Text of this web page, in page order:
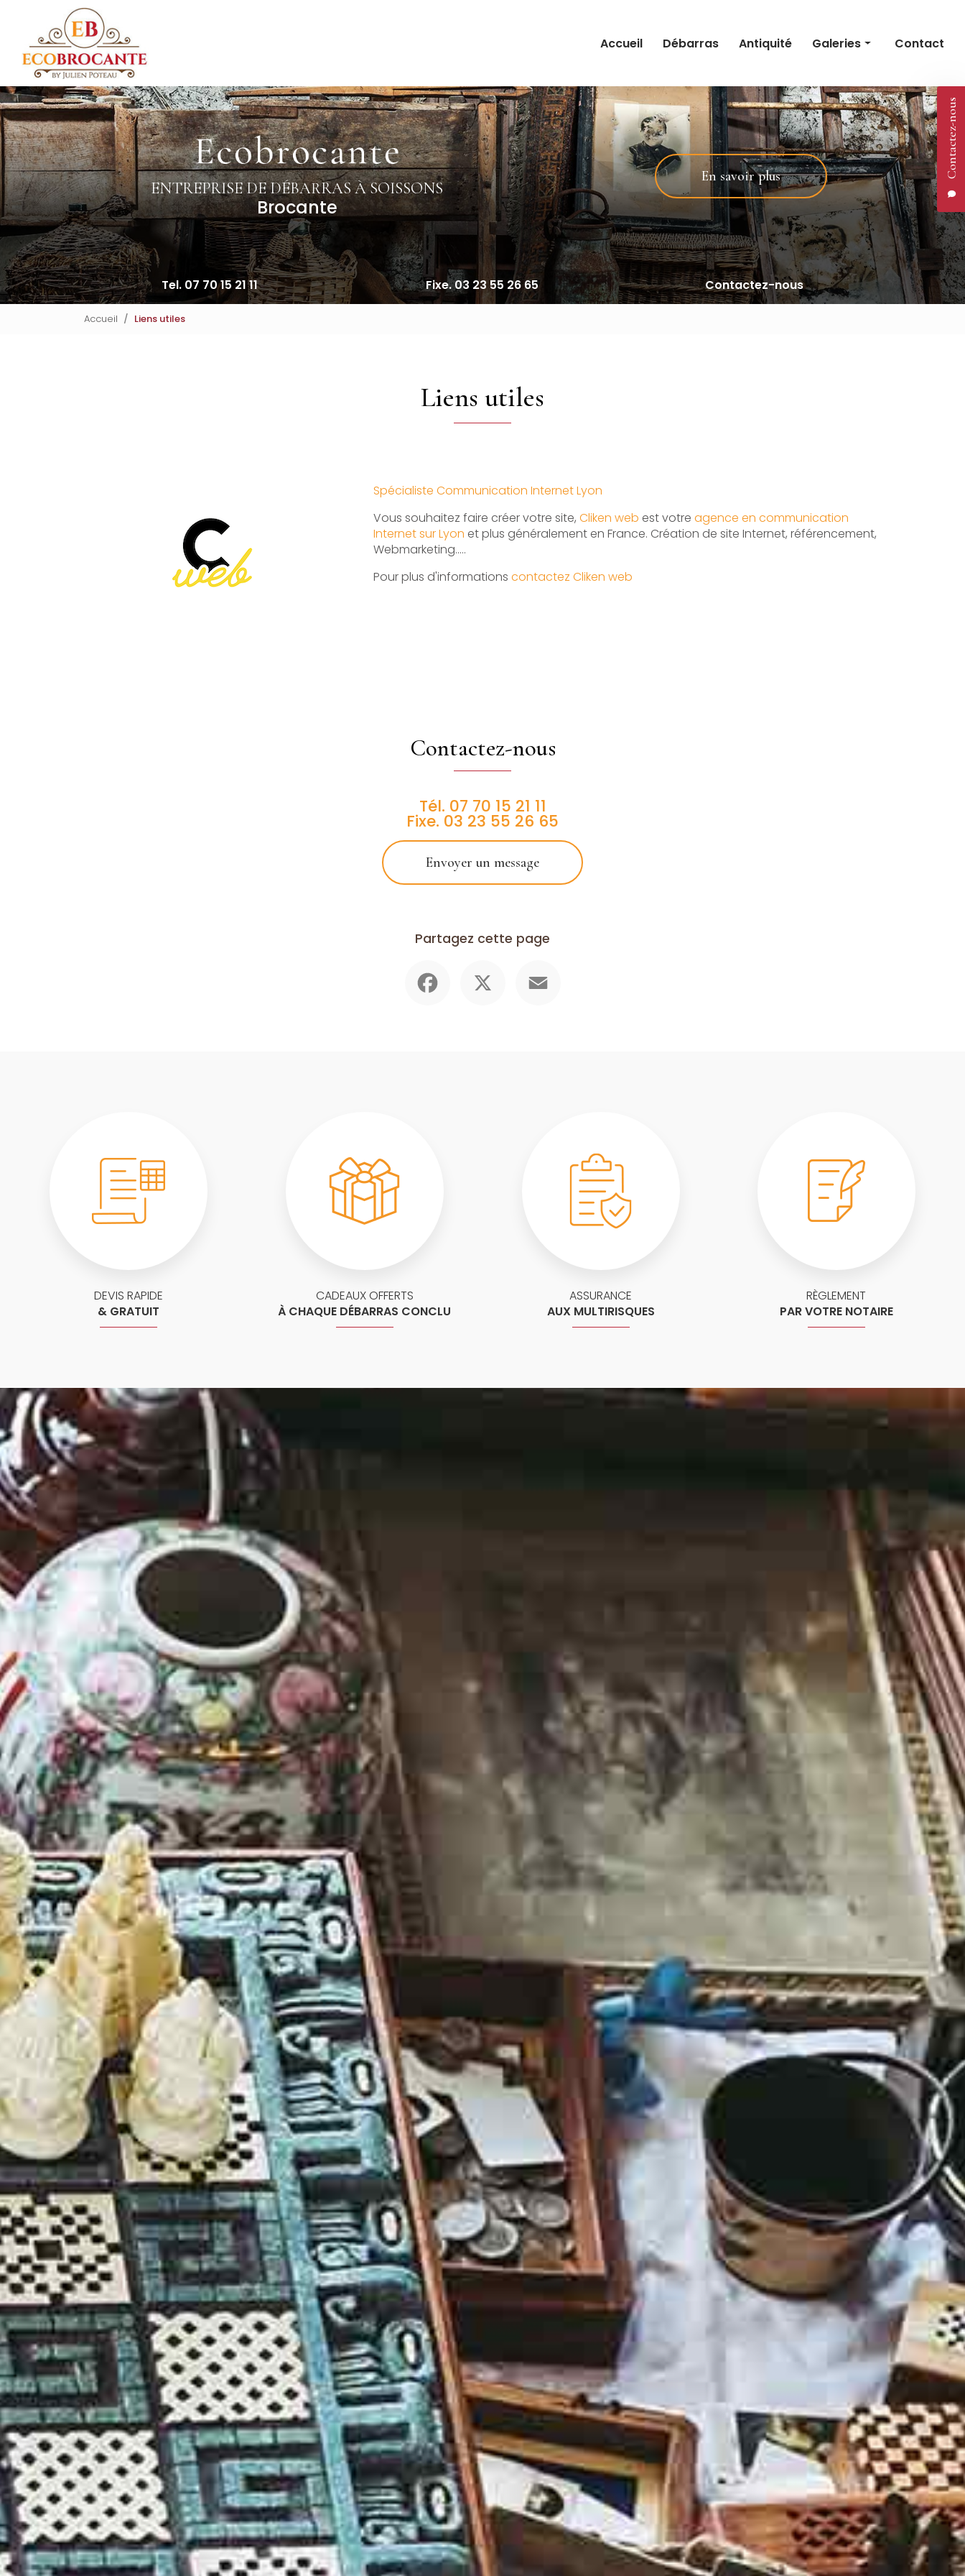
contenu
principal
Contactez-nous
Accueil Débarras Antiquité Galeries
Débarras
Antiquité
Contact
ENTREPRISE DE DÉBARRAS À SOISSONS
Brocante
En savoir plus
Tel. 07 70 15 21 11 Fixe. 03 23 55 26 65 Contactez-nous
Accueil Liens utiles
Liens utiles
Spécialiste Communication Internet Lyon
Vous souhaitez faire créer votre site,Cliken web est votreagence en communication
Internet sur Lyon et plus généralement en France. Création de site Internet, référencement,
Webmarketing…..
Pour plus d'informationscontactez Cliken web
Contactez-nous
Tél. 07 70 15 21 11
Fixe. 03 23 55 26 65
Envoyer un message
Partagez cette page
DEVIS RAPIDE
& GRATUIT
CADEAUX OFFERTS
À CHAQUE DÉBARRAS CONCLU
ASSURANCE
AUX MULTIRISQUES
RÈGLEMENT
PAR VOTRE NOTAIRE